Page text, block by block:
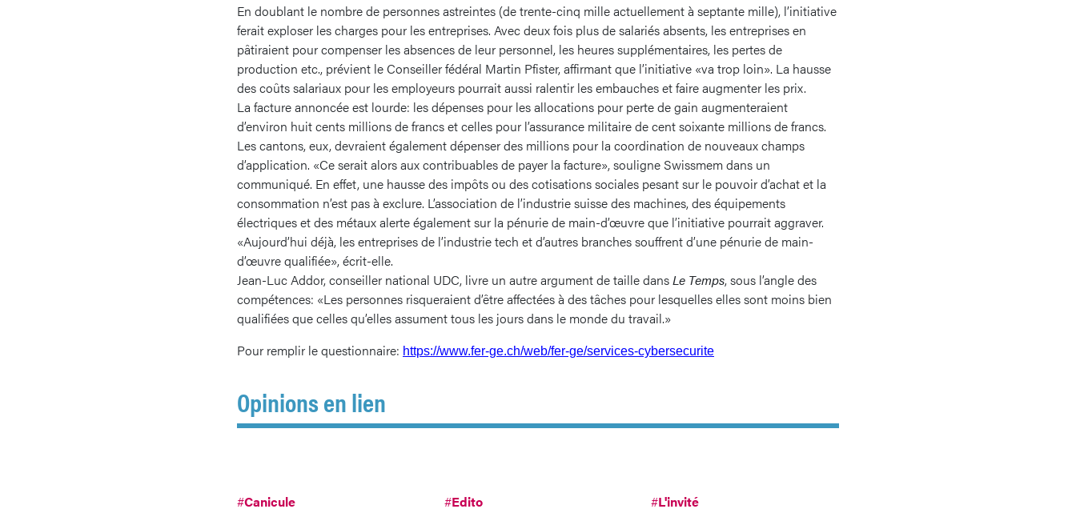
En doublant le nombre de personnes astreintes (de trente-cinq mille actuellement à septante mille), l’initiative
ferait exploser les charges pour les entreprises. Avec deux fois plus de salariés absents, les entreprises en
pâtiraient pour compenser les absences de leur personnel, les heures supplémentaires, les pertes de
production etc., prévient le Conseiller fédéral Martin Pfister, affirmant que l’initiative «va trop loin». La hausse
des coûts salariaux pour les employeurs pourrait aussi ralentir les embauches et faire augmenter les prix.
La facture annoncée est lourde: les dépenses pour les allocations pour perte de gain augmenteraient
d’environ huit cents millions de francs et celles pour l’assurance militaire de cent soixante millions de francs.
Les cantons, eux, devraient également dépenser des millions pour la coordination de nouveaux champs
d’application. «Ce serait alors aux contribuables de payer la facture», souligne Swissmem dans un
communiqué. En effet, une hausse des impôts ou des cotisations sociales pesant sur le pouvoir d’achat et la
consommation n’est pas à exclure. L’association de l’industrie suisse des machines, des équipements
électriques et des métaux alerte également sur la pénurie de main-d’œuvre que l’initiative pourrait aggraver.
«Aujourd’hui déjà, les entreprises de l’industrie tech et d’autres branches souffrent d’une pénurie de main-
d’œuvre qualifiée», écrit-elle.
Jean-Luc Addor, conseiller national UDC, livre un autre argument de taille dansLe Temps, sous l’angle des
compétences: «Les personnes risqueraient d’être affectées à des tâches pour lesquelles elles sont moins bien
qualifiées que celles qu’elles assument tous les jours dans le monde du travail.»
Pour remplir le questionnaire: https://www.fer-ge.ch/web/fer-ge/services-cybersecurite
Opinions en lien
#Canicule #Edito #L'invité